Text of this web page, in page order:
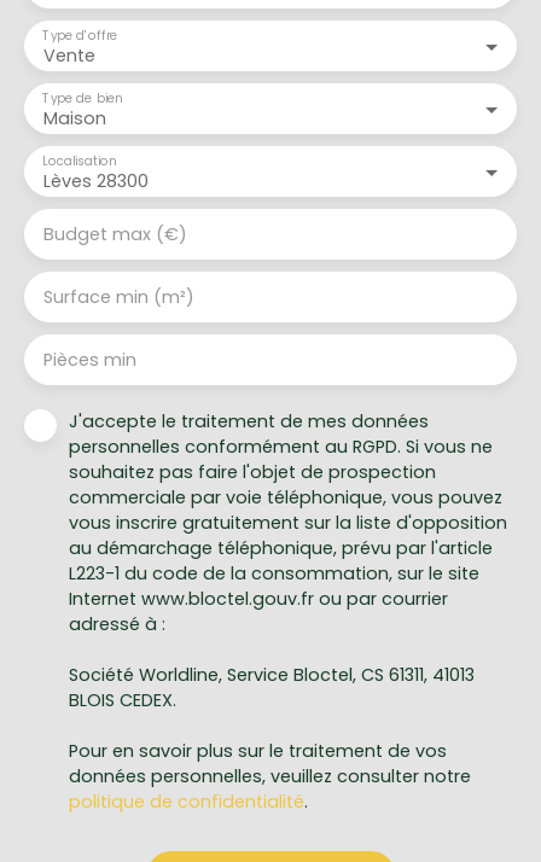
Vente
Type d'offre
Maison
Type de bien
Lèves 28300
Localisation
Budget max (€)
Surface min (m²)
Pièces min
J'accepte le traitement de mes données
personnelles conformément au RGPD. Si vous ne
souhaitez pas faire l'objet de prospection
commerciale par voie téléphonique, vous pouvez
vous inscrire gratuitement sur la liste d'opposition
au démarchage téléphonique, prévu par l'article
L223-1 du code de la consommation, sur le site
Internet www.bloctel.gouv.fr ou par courrier
adressé à :
Société Worldline, Service Bloctel, CS 61311, 41013
BLOIS CEDEX.
Pour en savoir plus sur le traitement de vos
données personnelles, veuillez consulter notre
politique de confidentialité.